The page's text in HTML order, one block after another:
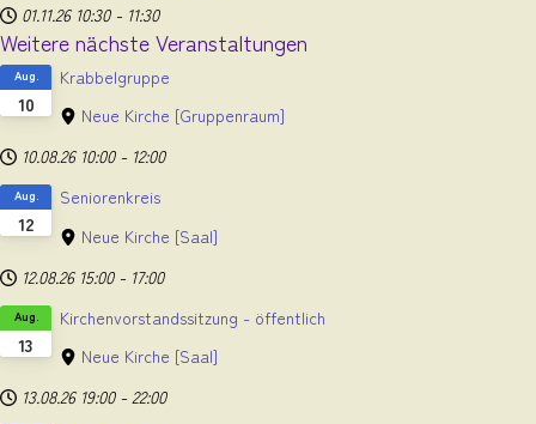
01.11.26 10:30 - 11:30
Weitere nächste Veranstaltungen
10
Aug.
Krabbelgruppe
Neue Kirche [Gruppenraum]
10.08.26 10:00 - 12:00
12
Aug.
Seniorenkreis
Neue Kirche [Saal]
12.08.26 15:00 - 17:00
13
Aug.
Kirchenvorstandssitzung - öffentlich
Neue Kirche [Saal]
13.08.26 19:00 - 22:00